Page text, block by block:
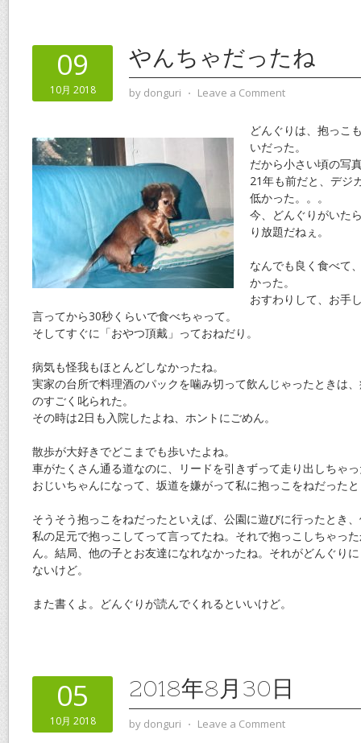
09
10月 2018
やんちゃだったね
by donguri ⋅ Leave a Comment
どんぐりは、抱っこ
いだった。
だから小さい頃の写
21年も前だと、デジ
低かった。。。
今、どんぐりがいた
り放題だねぇ。
なんでも良く食べて
かった。
おすわりして、お手
言ってから30秒くらいで食べちゃって。
そしてすぐに「おやつ頂戴」っておねだり。
病気も怪我もほとんどしなかったね。
実家の台所で料理酒のパックを噛み切って飲んじゃったときは
のすごく叱られた。
その時は2日も入院したよね、ホントにごめん。
散歩が大好きでどこまでも歩いたよね。
車がたくさん通る道なのに、リードを引きずって走り出しちゃ
おじいちゃんになって、坂道を嫌がって私に抱っこをねだった
そうそう抱っこをねだったといえば、公園に遊びに行ったとき
私の足元で抱っこしてって言ってたね。それで抱っこしちゃっ
ん。結局、他の子とお友達になれなかったね。それがどんぐり
ないけど。
また書くよ。どんぐりが読んでくれるといいけど。
05
10月 2018
2018年8月30日
by donguri ⋅ Leave a Comment